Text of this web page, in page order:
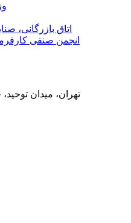
اتاق بازرگانی،
انجمن صنفی
تهران، میدان توحید،